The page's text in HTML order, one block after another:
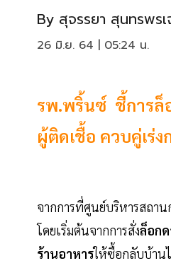
By สุจรรยา สุนทรพร
26 มิ.ย. 64 | 05:24 น.
รพ.พริ้นซ์ ชี้การล็
ผู้ติดเชื้อ ควบคู่เร่
จากการที่ศูนย์บริหารสถาน
โดยเริ่มต้นจากการสั่งล็อก
ร้านอาหารให้ซื้อกลับบ้าน